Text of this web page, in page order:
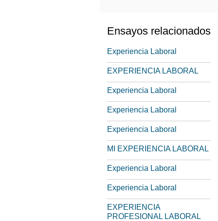
Ensayos relacionados
Experiencia Laboral
EXPERIENCIA LABORAL
Experiencia Laboral
Experiencia Laboral
Experiencia Laboral
MI EXPERIENCIA LABORAL
Experiencia Laboral
Experiencia Laboral
EXPERIENCIA
PROFESIONAL LABORAL